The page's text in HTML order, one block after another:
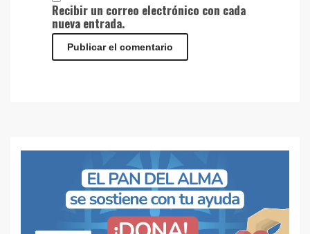
Recibir un correo electrónico con cada
nueva entrada.